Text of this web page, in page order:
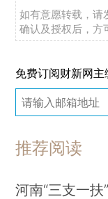
如有意愿转载，请
确认及授权后，方
免费订阅财新网
推荐阅读
河南“三支一